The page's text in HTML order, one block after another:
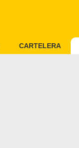
CARTELERA